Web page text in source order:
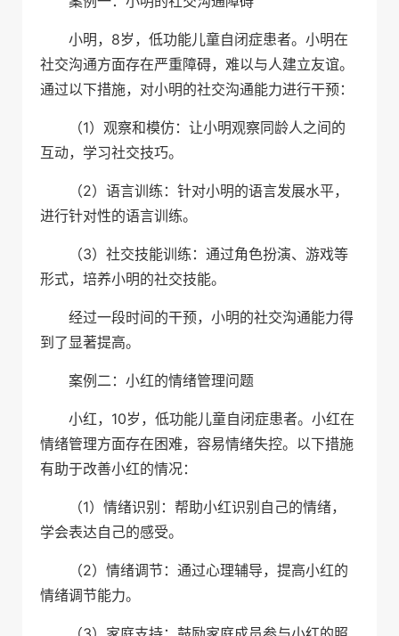
小明，8岁，低功能儿童自闭症患者。小明在
社交沟通方面存在严重障碍，难以与人建立友谊。
通过以下措施，对小明的社交沟通能力进行干预：
（1）观察和模仿：让小明观察同龄人之间的
互动，学习社交技巧。
（2）语言训练：针对小明的语言发展水平，
进行针对性的语言训练。
（3）社交技能训练：通过角色扮演、游戏等
形式，培养小明的社交技能。
经过一段时间的干预，小明的社交沟通能力得
到了显著提高。
案例二：小红的情绪管理问题
小红，10岁，低功能儿童自闭症患者。小红在
情绪管理方面存在困难，容易情绪失控。以下措施
有助于改善小红的情况：
（1）情绪识别：帮助小红识别自己的情绪，
学会表达自己的感受。
（2）情绪调节：通过心理辅导，提高小红的
情绪调节能力。